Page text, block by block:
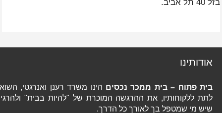
תל אביב.
אודותינו
בית פתוח – בית ממכר נכסיםהינו משרד רענן ואנרגטי, השואף
לתת ללקוחותיו, את ההרגשה המוכרת של "להיות בבית" ולהרגיש
שיש מי שמטפל בך לאורך כל הדרך.